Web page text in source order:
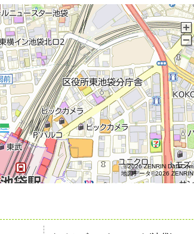
©2026 ZENRIN DataCom
地図データ©2026 ZENRIN